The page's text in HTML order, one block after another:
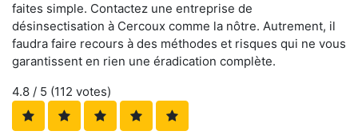
faites simple. Contactez une entreprise de
désinsectisation à Cercoux comme la nôtre. Autrement, il
faudra faire recours à des méthodes et risques qui ne vous
garantissent en rien une éradication complète.
4.8 / 5 (112 votes)